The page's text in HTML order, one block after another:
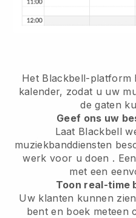
Het Blackbell-platform
kalender, zodat u uw
de gaten
Geef ons uw
Laat Blackbell
muziekbanddiensten
werk voor u doen .
met een
Toon real-time
Uw klanten kunnen
benten boek meteen